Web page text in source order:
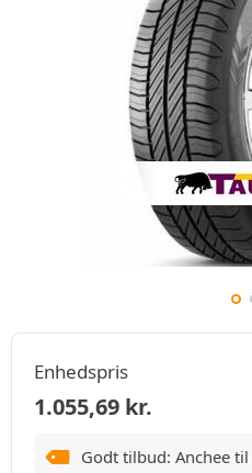
Enhedspris
1.055,69 kr.
Godt tilbud: Anchee til